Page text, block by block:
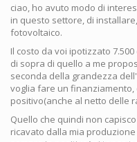
ciao, ho avuto modo di
in questo settore, di
fotovoltaico.
Il costo da voi ipotizzato
di sopra di quello a me
seconda della grandezza
voglia fare un
positivo(anche al netto delle
Quello che quindi non
ricavato dalla mia